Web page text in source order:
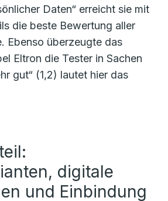
Daten“ erreicht sie mit
die beste Bewertung aller
Ebenso überzeugte das
Eltron die Tester in Sachen
gut“ (1,2) lautet hier das
digitale
und Einbindung